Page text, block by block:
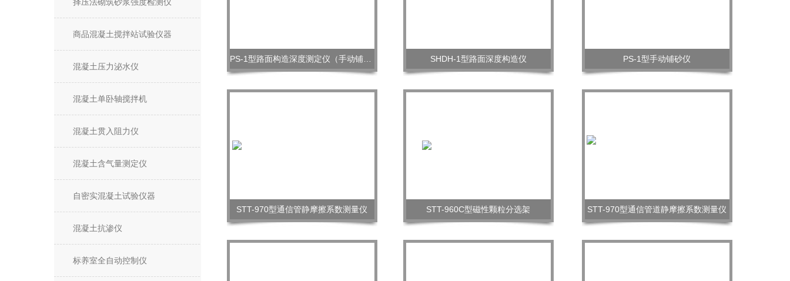
商品混凝土搅拌站试验仪器
混凝土压力泌水仪
混凝土单卧轴搅拌机
混凝土贯入阻力仪
混凝土含气量测定仪
自密实混凝土试验仪器
混凝土抗渗仪
标养室全自动控制仪
SHDH-1型路面深度构造仪 PS-1型手动铺砂仪
STT-970型通信管静摩擦系数测量仪 STT-960C型磁性颗粒分选架 STT-970型通信管道静摩擦系数测量仪